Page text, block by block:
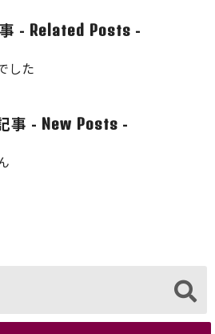
- Related Posts -
した
事 - New Posts -